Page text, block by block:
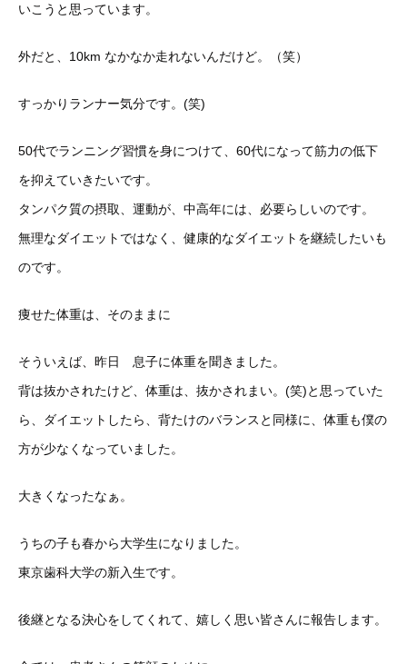
いこうと思っています。
外だと、10km なかなか走れないんだけど。（笑）
すっかりランナー気分です。(笑)
50代でランニング習慣を身につけて、60代になって筋力の低下
を抑えていきたいです。
タンパク質の摂取、運動が、中高年には、必要らしいのです。
無理なダイエットではなく、健康的なダイエットを継続したいも
のです。
痩せた体重は、そのままに
そういえば、昨日 息子に体重を聞きました。
背は抜かされたけど、体重は、抜かされまい。(笑)と思っていた
ら、ダイエットしたら、背たけのバランスと 同様に、体重も僕の
方が少なくなっていました。
大きくなったなぁ。
うちの子も春から大学生になりました。
東京歯科大学の新入生です。
後継となる決心をしてくれて、嬉しく思い皆さんに報告します。